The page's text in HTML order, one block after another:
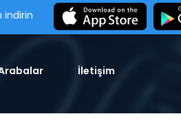
indirin
İletişim